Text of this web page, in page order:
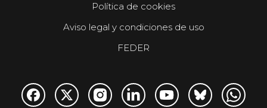
Política de cookies
Aviso legal y condiciones de uso
FEDER